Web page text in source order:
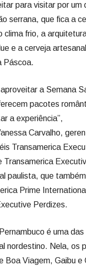
para visitar por um
serrana, que fica a
clima frio, a
e a cerveja
Páscoa.
a Semana
pacotes
a experiência”,
Carvalho,
Transamerica
Transamerica
paulista, que
Prime
Perdizes.
é uma
nordestino. Nela, os
Boa Viagem, Gaibu e